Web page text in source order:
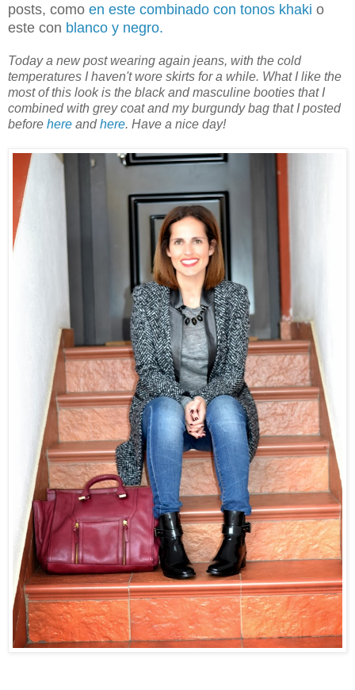
posts, como en este combinado con tonos khaki o
este con blanco y negro.
Today a new post wearing again jeans, with the cold
temperatures I haven't wore skirts for a while. What I like the
most of this look is the black and masculine booties that I
combined with grey coat and my burgundy bag that I posted
before here andhere. Have a nice day!